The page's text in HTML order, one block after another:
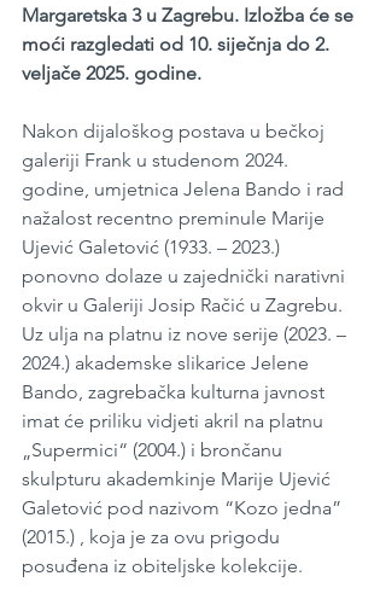
Margaretska 3 u Zagrebu. Izložba će se
moći razgledati od 10. siječnja do 2.
veljače 2025. godine.
Nakon dijaloškog postava u bečkoj
galeriji Frank u studenom 2024.
godine, umjetnica Jelena Bando i rad
nažalost recentno preminule Marije
Ujević Galetović (1933. – 2023.)
ponovno dolaze u zajednički narativni
okvir u Galeriji Josip Račić u Zagrebu.
Uz ulja na platnu iz nove serije (2023. –
2024.) akademske slikarice Jelene
Bando, zagrebačka kulturna javnost
imat će priliku vidjeti akril na platnu
„Supermici“ (2004.) i brončanu
skulpturu akademkinje Marije Ujević
Galetović pod nazivom “Kozo jedna”
(2015.) , koja je za ovu prigodu
posuđena iz obiteljske kolekcije.